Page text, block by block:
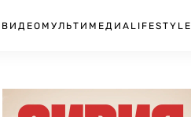
ВИДЕО МУЛЬТИМЕДИА LIFESTYLE